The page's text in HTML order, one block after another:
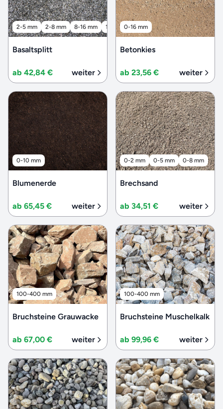
2-5 mm 2-8 mm 8-16 mm 16-32 mm 32-56 mm
Basaltsplitt
ab 42,84 € weiter
0-16 mm
Betonkies
ab 23,56 € weiter
0-10 mm
Blumenerde
ab 65,45 € weiter
0-2 mm 0-5 mm 0-8 mm
Brechsand
ab 34,51 € weiter
100-400 mm
Bruchsteine Grauwacke
ab 67,00 € weiter
100-400 mm
Bruchsteine Muschelkalk
ab 99,96 € weiter